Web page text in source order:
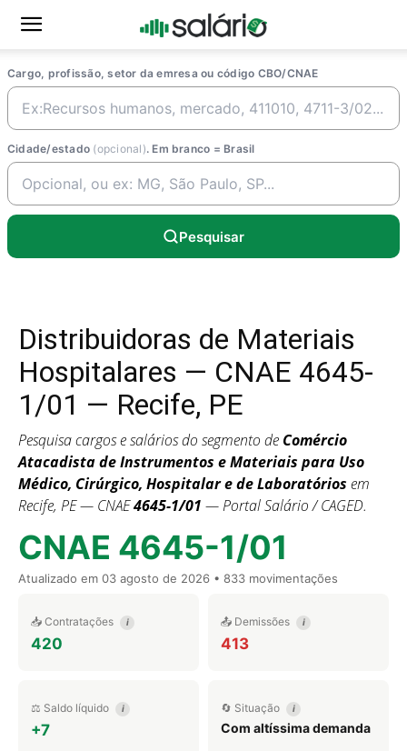
Cargo, profissão, setor da emresa ou código CBO/CNAE
Cidade/estado (opcional). Em branco = Brasil
Pesquisar
Distribuidoras de Materiais
Hospitalares — CNAE 4645-
1/01 — Recife, PE
Pesquisa cargos e salários do segmento de Comércio
Atacadista de Instrumentos e Materiais para Uso
Médico, Cirúrgico, Hospitalar e de Laboratórios em
Recife, PE — CNAE4645-1/01 — Portal Salário / CAGED.
CNAE 4645-1/01
Atualizado em 03 agosto de 2026 • 833 movimentações
📥 Contratações i
420
📤 Demissões i
413
⚖️ Saldo líquido i
+7
🔄 Situação i
Com altíssima demanda